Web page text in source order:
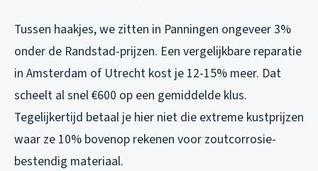
Tussen haakjes, we zitten in Panningen ongeveer 3%
onder de Randstad-prijzen. Een vergelijkbare reparatie
in Amsterdam of Utrecht kost je 12-15% meer. Dat
scheelt al snel €600 op een gemiddelde klus.
Tegelijkertijd betaal je hier niet die extreme kustprijzen
waar ze 10% bovenop rekenen voor zoutcorrosie-
bestendig materiaal.